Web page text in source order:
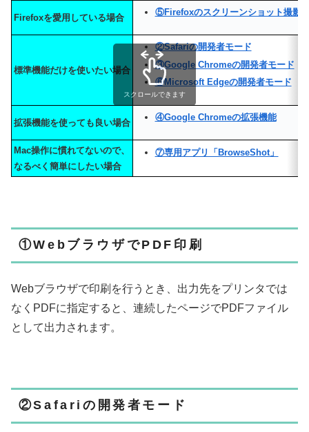
Firefoxを愛用している場合 ⑤Firefoxのスクリーンショット撮影
標準機能だけを使いたい場合
②Safariの開発者モード
③Google Chromeの開発者モード
⑥Microsoft Edgeの開発者モード
拡張機能を使っても良い場合 ④Google Chromeの拡張機能
Mac操作に慣れてないので、
なるべく 簡単にしたい場合
⑦専用アプリ「BrowseShot」
スクロールできます
①WebブラウザでPDF印刷
Webブラウザで印刷を行うとき、出力先をプリンタでは
なくPDFに指定すると、連続したページでPDFファイル
として出力されます。
②Safariの開発者モード